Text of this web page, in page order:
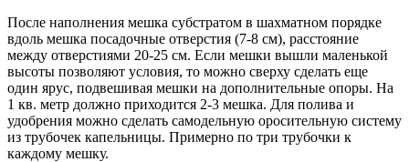
После наполнения мешка субстратом в шахматном порядке
вдоль мешка посадочные отверстия (7-8 см), расстояние
между отверстиями 20-25 см. Если мешки вышли маленькой
высоты позволяют условия, то можно сверху сделать еще
один ярус, подвешивая мешки на дополнительные опоры. На
1 кв. метр должно приходится 2-3 мешка. Для полива и
удобрения можно сделать самодельную оросительную систему
из трубочек капельницы. Примерно по три трубочки к
каждому мешку.